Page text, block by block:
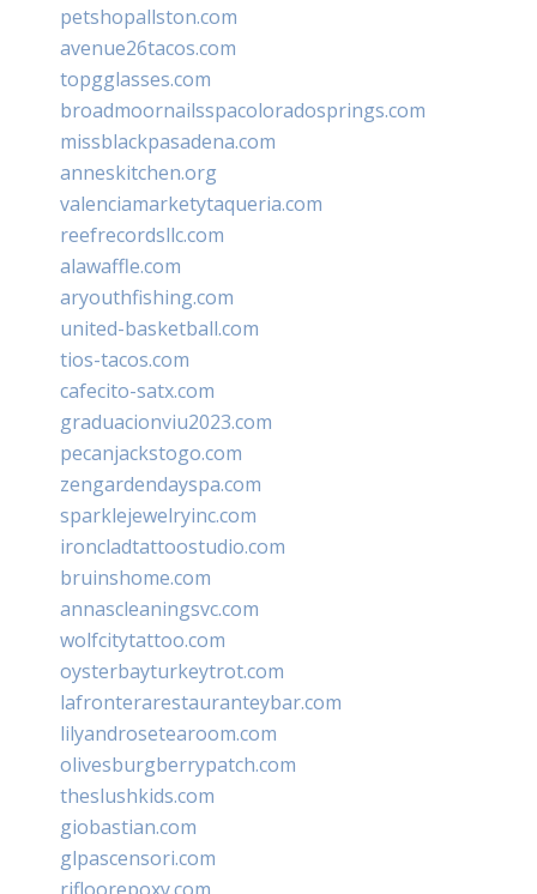
petshopallston.com
avenue26tacos.com
topgglasses.com
broadmoornailsspacoloradosprings.com
missblackpasadena.com
anneskitchen.org
valenciamarketytaqueria.com
reefrecordsllc.com
alawaffle.com
aryouthfishing.com
united-basketball.com
tios-tacos.com
cafecito-satx.com
graduacionviu2023.com
pecanjackstogo.com
zengardendayspa.com
sparklejewelryinc.com
ironcladtattoostudio.com
bruinshome.com
annascleaningsvc.com
wolfcitytattoo.com
oysterbayturkeytrot.com
lafronterarestauranteybar.com
lilyandrosetearoom.com
olivesburgberrypatch.com
theslushkids.com
giobastian.com
glpascensori.com